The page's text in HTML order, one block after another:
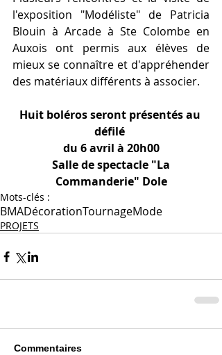
l'exposition "Modéliste" de Patricia
Blouin à Arcade à Ste Colombe en
Auxois ont permis aux élèves de
mieux se connaître et d'appréhender
des matériaux différents à associer.
Huit boléros seront présentés au
défilé
du 6 avril à 20h00
Commanderie" Dole
Mots-clés :
BMADécorationTournageMode
PROJETS
Commentaires